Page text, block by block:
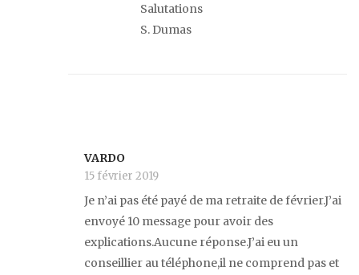
Salutations
S. Dumas
VARDO
15 février 2019
Je n’ai pas été payé de ma retraite de février.J’ai
envoyé 10 message pour avoir des
explications.Aucune réponse.J’ai eu un
conseillier au téléphone,il ne comprend pas et